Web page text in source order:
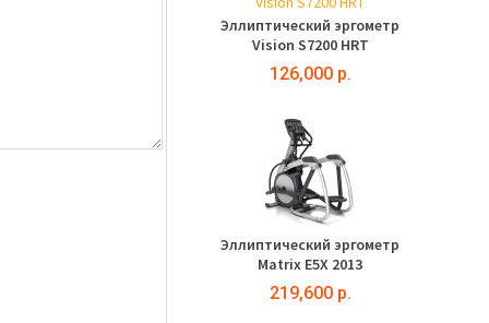
Эллиптический эргометр
Vision S7200 HRT
126,000 р.
Эллиптический эргометр
Matrix E5X 2013
219,600 р.